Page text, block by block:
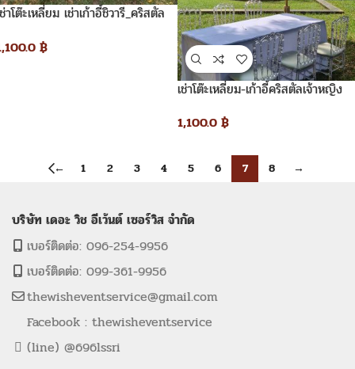
าโต๊ะเหลี่ยม เช่าเก้าอี้ชิวารี_คริสตัล
฿
เช่าโต๊ะเหลี่ยม-เก้าอี้คริสตัลเจ้าหญิง
1,100.0 ฿
← 1 2 3 4 5 6 7 8 →
บริษัท เดอะ วิช อีเว้นต์ เซอร์วิส จำกัด
เบอร์ติดต่อ: 096-254-9956
เบอร์ติดต่อ: 099-361-9956
thewisheventservice@gmail.com
Facebook : thewisheventservice
(line) @696lssri